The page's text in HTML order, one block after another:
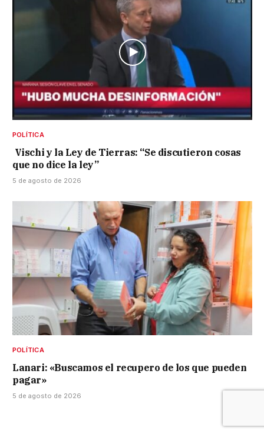
POLÍTICA
Vischi y la Ley de Tierras: “Se discutieron cosas
que no dice la ley”
5 de agosto de 2026
POLÍTICA
Lanari: «Buscamos el recupero de los que pueden
pagar»
5 de agosto de 2026